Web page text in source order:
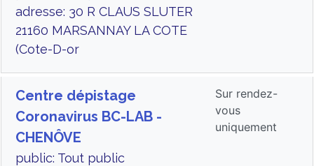
adresse: 30 R CLAUS SLUTER
21160 MARSANNAY LA COTE
(Cote-D-or
Centre dépistage
Coronavirus BC-LAB -
CHENÔVE
public: Tout public
Sur rendez-
vous
uniquement